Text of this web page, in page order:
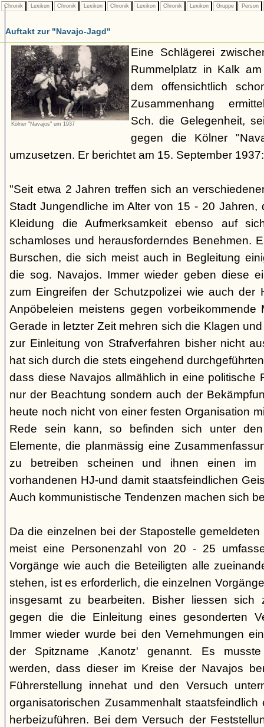
Chronik Lexikon Chronik Lexikon Chronik Lexikon Chronik Lexikon Gruppe Person
Auftakt zur "Navajo-Jagd"
Kölner "Navajos" um 1937
Eine Schlägerei
Rummelplatz in Kalk
dem offensichtlich
Zusammenhang
Sch. die Gelegenheit,
gegen die Kölner
umzusetzen. Er berichtet am 15. September 1937:
"Seit etwa 2 Jahren treffen sich an
Stadt Jungendliche im Alter von 15 - 20 Jahren,
Kleidung die Aufmerksamkeit ebenso auf
schamloses und herausforderndes Benehmen.
Burschen, die sich meist auch in Begleitung
die sog. Navajos. Immer wieder geben diese
zum Eingreifen der Schutzpolizei wie auch der
Anpöbeleien meistens gegen vorbeikommende
Gerade in letzter Zeit mehren sich die Klagen
zur Einleitung von Strafverfahren bisher nicht
hat sich durch die stets eingehend
dass diese Navajos allmählich in eine politische
nur der Beachtung sondern auch der
heute noch nicht von einer festen Organisation
Rede sein kann, so befinden sich unter
Elemente, die planmässig eine
zu betreiben scheinen und ihnen einen im
vorhandenen HJ-und damit staatsfeindlichen
Auch kommunistische Tendenzen machen sich
Da die einzelnen bei der Stapostelle
meist eine Personenzahl von 20 - 25
Vorgänge wie auch die Beteiligten alle
stehen, ist es erforderlich, die einzelnen
insgesamt zu bearbeiten. Bisher liessen sich
gegen die die Einleitung eines gesonderten
Immer wieder wurde bei den Vernehmungen
der Spitzname ‚Kanotz' genannt. Es
werden, dass dieser im Kreise der Navajos
Führerstellung innehat und den Versuch
organisatorischen Zusammenhalt staatsfeindlich
herbeizuführen. Bei dem Versuch der